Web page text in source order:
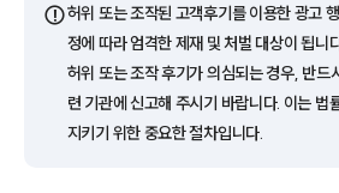
글로벌 파트너
고객의 소리
통합검색
AI대륜
⚠️허위 또는 조작된 고객후기를 이용한 광고
정에 따라 엄격한 제재 및 처벌 대상이 됩니
허위 또는 조작 후기가 의심되는 경우, 반드
련 기관에 신고해 주시기 바랍니다. 이는 법
지키기 위한 중요한 절차입니다.